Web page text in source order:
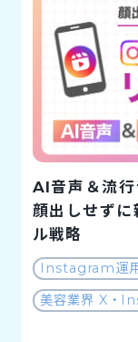
AI音声＆流行
顔出しせず
ル戦略
Instagram運
美容業界 X・